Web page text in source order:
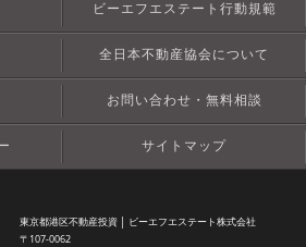
ビーエフエステート行動規範
全日本不動産協会について
お問い合わせ・無料相談
サイトマップ
東京都港区不動産投資 │ ビーエフエステート株式会社
〒107-0062